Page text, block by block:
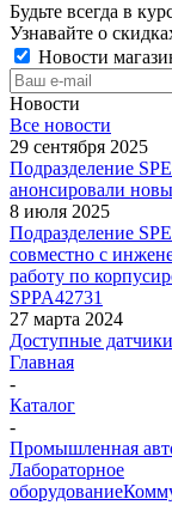
Будьте всегда в
Узнавайте о
Новости
Новости
Все новости
29 сентября 2025
Подразделение
анонсировали
8 июля 2025
Подразделение
совместно с
работу по
SPPA42731
27 марта 2024
Доступные
Главная
-
Каталог
-
Промышленная
Лабораторное
оборудование